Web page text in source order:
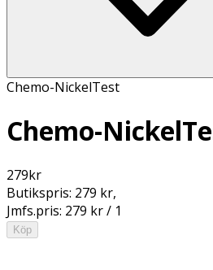
Chemo-NickelTest
Chemo-
279kr
Butikspris: 279 kr,
Jmfs.pris: 279 kr / 1
Köp